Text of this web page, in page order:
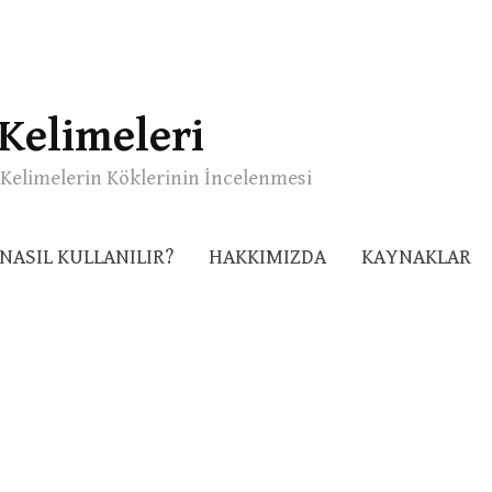
Kelimelerin Köklerinin İncelenmesi
NASIL KULLANILIR? HAKKIMIZDA KAYNAKLAR